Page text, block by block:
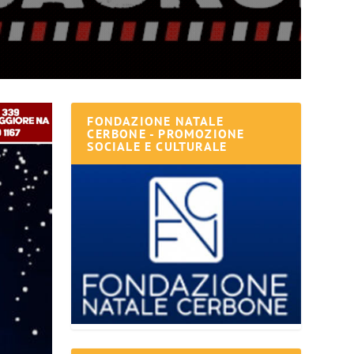
FONDAZIONE NATALE
CERBONE - PROMOZIONE
SOCIALE E CULTURALE